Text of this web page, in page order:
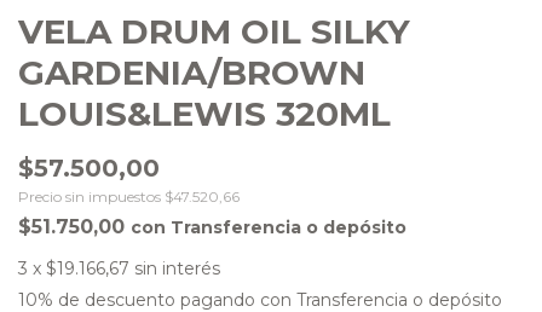
VELA DRUM OIL SILKY
GARDENIA/BROWN
LOUIS&LEWIS 320ML
$57.500,00
Precio sin impuestos $47.520,66
$51.750,00 con Transferencia o depósito
3 x $19.166,67 sin interés
10% de descuento pagando con Transferencia o depósito